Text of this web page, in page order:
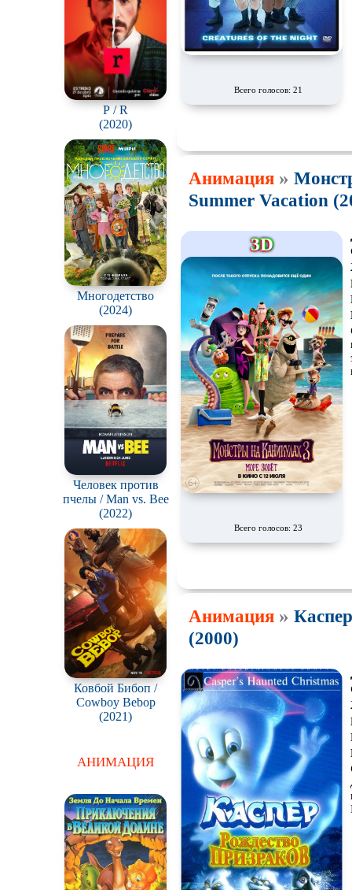
Р / R
(2020)
Многодетство
(2024)
Человек против
пчелы / Man vs. Bee
(2022)
Ковбой Бибоп /
Cowboy Bebop
(2021)
АНИМАЦИЯ
Всего голосов: 21
Анимация »
Summer Vacation
3D
Всего голосов: 23
Анимация »
(2000)